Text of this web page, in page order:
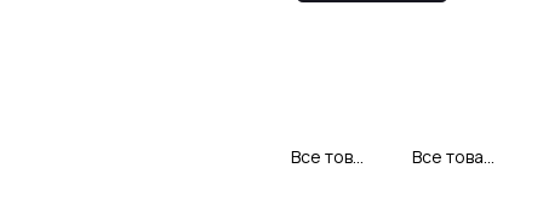
Все товары Чим Чим Все товары категории